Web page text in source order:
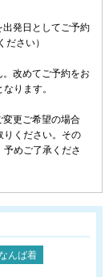
発日としてご予約
さい）
改めてご予約をお
ります。
更ご希望の場合
りください。その
めご了承くださ
んば着